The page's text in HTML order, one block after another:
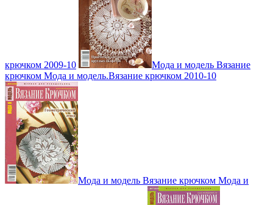
крючком 2009-10
Мода и модель Вязание
крючком Мода и модель.Вязание крючком 2010-10
Мода и модель Вязание крючком Мода и